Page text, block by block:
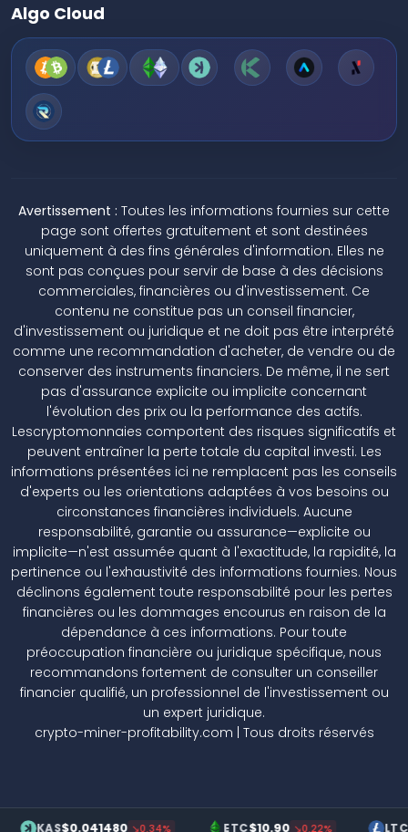
Algo Cloud
Avertissement : Toutes les informations fournies sur cette
page sont offertes gratuitement et sont destinées
uniquement à des fins générales d'information. Elles ne
sont pas conçues pour servir de base à des décisions
commerciales, financières ou d'investissement. Ce
contenu ne constitue pas un conseil financier,
d'investissement ou juridique et ne doit pas être interprété
comme une recommandation d'acheter, de vendre ou de
conserver des instruments financiers. De même, il ne sert
pas d'assurance explicite ou implicite concernant
l'évolution des prix ou la performance des actifs.
Lescryptomonnaies comportent des risques significatifs et
peuvent entraîner la perte totale du capital investi. Les
informations présentées ici ne remplacent pas les conseils
d'experts ou les orientations adaptées à vos besoins ou
circonstances financières individuels. Aucune
responsabilité, garantie ou assurance—explicite ou
implicite—n'est assumée quant à l'exactitude, la rapidité, la
pertinence ou l'exhaustivité des informations fournies. Nous
déclinons également toute responsabilité pour les pertes
financières ou les dommages encourus en raison de la
dépendance à ces informations. Pour toute
préoccupation financière ou juridique spécifique, nous
recommandons fortement de consulter un conseiller
financier qualifié, un professionnel de l'investissement ou
un expert juridique.
crypto-miner-profitability.com | Tous droits réservés
$0.041480 ↘0.34% ETC$10.90 ↘0.22% LTC